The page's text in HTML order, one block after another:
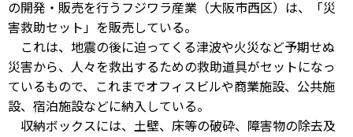
の開発・販売を行うフジワラ産業（大阪市西区）は、「災
害救助セット」を販売している。
これは、地震の後に迫ってくる津波や火災など予期せぬ
災害から、人々を救出するための救助道具がセットになっ
ているもので、これまでオフィスビルや商業施設、公共施
設、宿泊施設などに納入している。
収納ボックスには、土壁、床等の破砕、障害物の除去及